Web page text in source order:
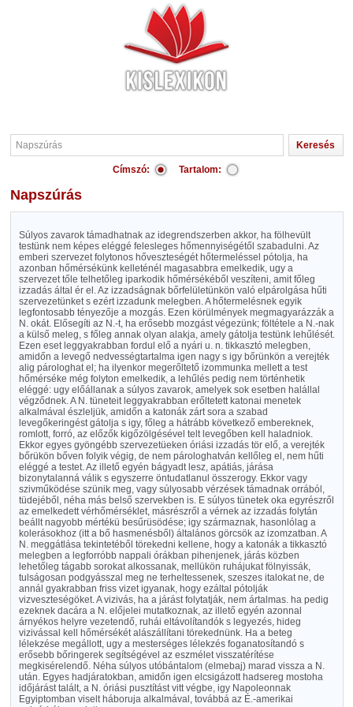
Címszó: Tartalom:
Napszúrás
Súlyos zavarok támadhatnak az idegrendszerben akkor, ha fölhevült
testünk nem képes eléggé felesleges hőmennyiségétől szabadulni. Az
emberi szervezet folytonos hőveszteségét hőtermeléssel pótolja, ha
azonban hőmérsékünk kelleténél magasabbra emelkedik, ugy a
szervezet tőle telhetőleg iparkodik hőmérsékéből veszíteni, amit főleg
izzadás által ér el. Az izzadságnak bőrfelületünkön való elpárolgása hűti
szervezetünket s ezért izzadunk melegben. A hőtermelésnek egyik
legfontosabb tényezője a mozgás. Ezen körülmények megmagyarázzák a
N. okát. Elősegíti az N.-t, ha erősebb mozgást végezünk; föltétele a N.-nak
a külső meleg, s főleg annak olyan alakja, amely gátolja testünk lehűlését.
Ezen eset leggyakrabban fordul elő a nyári u. n. tikkasztó melegben,
amidőn a levegő nedvességtartalma igen nagy s igy bőrünkön a verejték
alig párologhat el; ha ilyenkor megerőltető izommunka mellett a test
hőmérséke még folyton emelkedik, a lehűlés pedig nem történhetik
eléggé: ugy előállanak a súlyos zavarok, amelyek sok esetben halállal
végződnek. A N. tüneteit leggyakrabban erőltetett katonai menetek
alkalmával észleljük, amidőn a katonák zárt sora a szabad
levegőkeringést gátolja s igy, főleg a hátrább következő embereknek,
romlott, forró, az előzők kigőzölgésével telt levegőben kell haladniok.
Ekkor egyes gyöngébb szervezetüeken óriási izzadás tör elő, a verejték
bőrükön bőven folyik végig, de nem párologhatván kellőleg el, nem hűti
eléggé a testet. Az illető egyén bágyadt lesz, apátiás, járása
bizonytalanná válik s egyszerre öntudatlanul összerogy. Ekkor vagy
szivműködése szünik meg, vagy súlyosabb vérzések támadnak orrából,
tüdejéből, néha más belső szervekben is. E súlyos tünetek oka egyrészről
az emelkedett vérhőmérséklet, másrészről a vérnek az izzadás folytán
beállt nagyobb mértékü besűrüsödése; igy származnak, hasonlólag a
kolerásokhoz (itt a bő hasmenésből) általános görcsök az izomzatban. A
N. meggátlása tekintetéből törekedni kellene, hogy a katonák a tikkasztó
melegben a legforróbb nappali órákban pihenjenek, járás közben
lehetőleg tágabb sorokat alkossanak, mellükön ruhájukat fölnyissák,
tulságosan podgyásszal meg ne terheltessenek, szeszes italokat ne, de
annál gyakrabban friss vizet igyanak, hogy ezáltal pótolják
vizveszteségöket. A vizivás, ha a járást folytatják, nem ártalmas. ha pedig
ezeknek dacára a N. előjelei mutatkoznak, az illető egyén azonnal
árnyékos helyre vezetendő, ruhái eltávolítandók s legyezés, hideg
vizivással kell hőmérsékét alászállítani törekednünk. Ha a beteg
lélekzése megállott, ugy a mesterséges lélekzés foganatosítandó s
erősebb bőringerek segítségével az eszmélet visszatérítése
megkisérelendő. Néha súlyos utóbántalom (elmebaj) marad vissza a N.
után. Egyes hadjáratokban, amidőn igen elcsigázott hadsereg mostoha
időjárást talált, a N. óriási pusztítást vitt végbe, igy Napoleonnak
Egyiptomban viselt háboruja alkalmával, továbbá az É.-amerikai